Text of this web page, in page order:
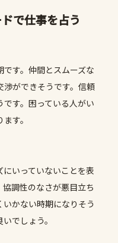
で仕事を占う
す。仲間とスムーズな
ができそうです。信頼
す。困っている人がい
す。
いっていないことを表
調性のなさが悪目立ち
かない時期になりそう
でしょう。